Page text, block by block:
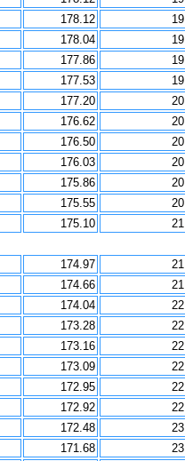
178.12
19
178.04
19
177.86
19
177.53
19
177.20
20
176.62
20
176.50
20
176.03
20
175.86
20
175.55
20
175.10
21
174.97
21
174.66
21
174.04
22
173.28
22
173.16
22
173.09
22
172.95
22
172.92
22
172.48
23
171.68
23